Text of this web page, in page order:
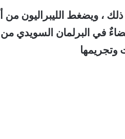
، ويضغط الليبراليون من
في البرلمان السويدي